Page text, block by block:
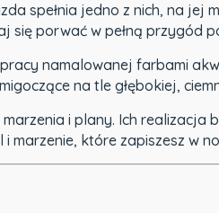
spełnia jedno z nich, na jej
się porwać w pełną przygód
namalowanej farbami
na tle głębokiej,
i plany. Ich
marzenie, które zapiszesz w